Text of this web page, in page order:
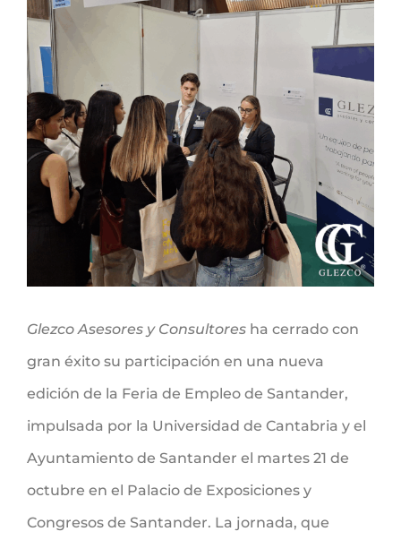
más
grande
Glezco Asesores y Consultores ha cerrado con
gran éxito su participación en una nueva
edición de la Feria de Empleo de Santander,
impulsada por la Universidad de Cantabria y el
Ayuntamiento de Santander el martes 21 de
octubre en el Palacio de Exposiciones y
Congresos de Santander. La jornada, que